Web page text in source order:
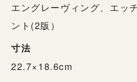
エングレーヴィング、エッ
ント(2版）
寸法
22.7×18.6cm